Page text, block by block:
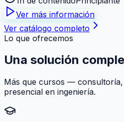
Ver más información
Ver catálogo completo
Lo que ofrecemos
Una solución
Más que cursos —
presencial en ingeniería.